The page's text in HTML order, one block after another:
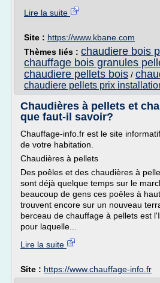
Lire la suite
Site : https://www.kbane.com
Thèmes liés : chaudiere bois
chauffage bois granules
chaudiere pellets bois /
chaudiere pellets prix
Chaudières à pellets et
que faut-il savoir?
Chauffage-info.fr est le site
de votre habitation.
Chaudières à pellets
Des poêles et des chaudières à
sont déjà quelque temps sur le
beaucoup de gens ces poêles à
trouvent encore sur un nouveau
berceau de chauffage à pellets est
pour laquelle...
Lire la suite
Site : https://www.chauffage-info.fr